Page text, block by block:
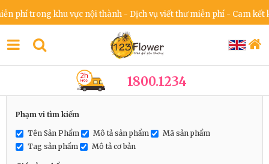
khu vực nội thành - Dịch vụ viết thư miễn phí - Cam kết không
1800.1234
Phạm vi tìm kiếm
Tên Sản Phẩm Mô tả sản phẩm
Mã sản phẩm
Tag sản phẩm
Mô tả cơ bản